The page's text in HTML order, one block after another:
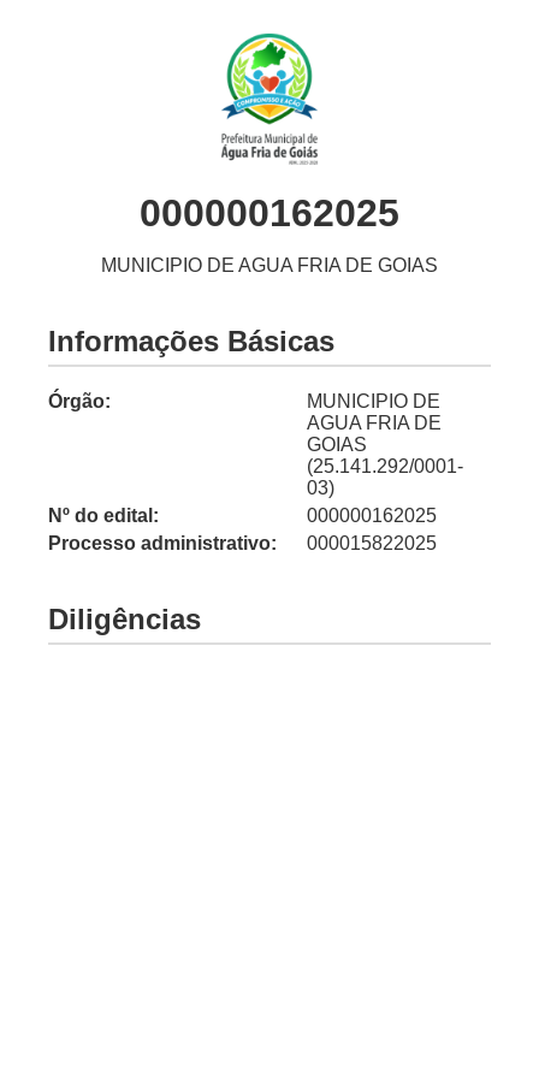
000000162025
MUNICIPIO DE AGUA FRIA DE GOIAS
Informações Básicas
Órgão:
MUNICIPIO DE
AGUA FRIA DE
GOIAS
(25.141.292/0001-
03)
Nº do edital:
000000162025
Processo administrativo:
000015822025
Diligências